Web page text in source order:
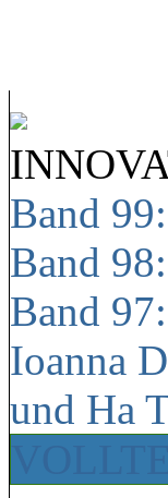
Band
Band
Band 97:
Ioanna
und Ha